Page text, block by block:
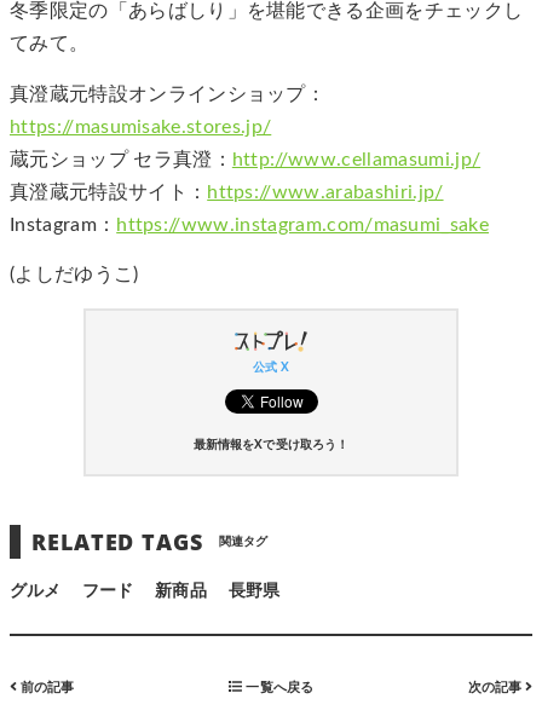
冬季限定の「あらばしり」を堪能できる企画をチェックし
てみて。
真澄蔵元特設オンラインショップ：
https://masumisake.stores.jp/
蔵元ショップ セラ真澄： http://www.cellamasumi.jp/
真澄蔵元特設サイト： https://www.arabashiri.jp/
Instagram： https://www.instagram.com/masumi_sake
(よしだゆうこ)
公式 X
最新情報をXで受け取ろう！
RELATED TAGS 関連タグ
グルメ フード 新商品 長野県
前の記事 一覧へ戻る 次の記事